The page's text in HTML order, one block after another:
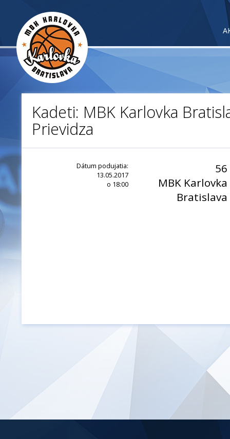
Kadeti: MBK Karlovka
Prievidza
Dátum podujatia:
13.05.2017
o 18:00
56
MBK Karlovka
Bratislava